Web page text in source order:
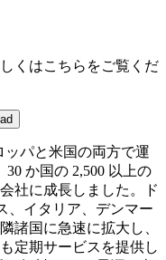
くはこちらをご覧くだ
ッパと米国の両方で運
か国の 2,500 以上の
社に成長しました。ド
、イタリア、デンマー
諸国に急速に拡大し、
定期サービスを提供し